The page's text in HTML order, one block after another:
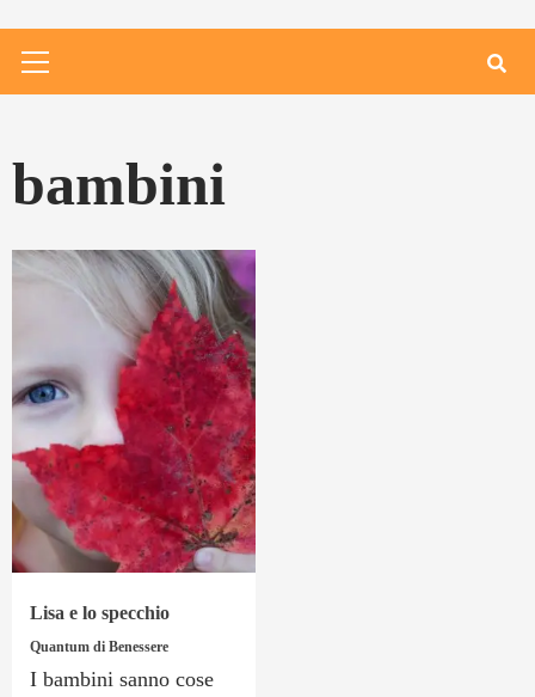
Menu
bambini
Lisa e lo specchio
Quantum di Benessere
I bambini sanno cose